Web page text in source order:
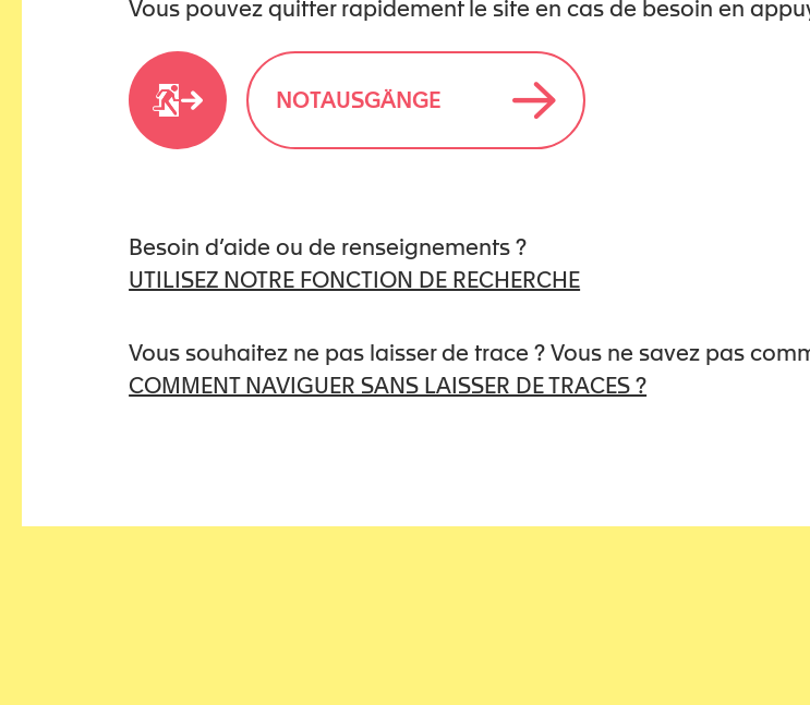
Vous pouvez quitter rapidement le site en cas de besoin en
NOTAUSGÄNGE
Besoin d’aide ou de renseignements ?
UTILISEZ NOTRE FONCTION DE RECHERCHE
Vous souhaitez ne pas laisser de trace ? Vous ne savez pas
COMMENT NAVIGUER SANS LAISSER DE TRACES ?
de l’enfant » à l’Université de Paris V et directeur de
l’Ecole Nationale de la Magistrature.